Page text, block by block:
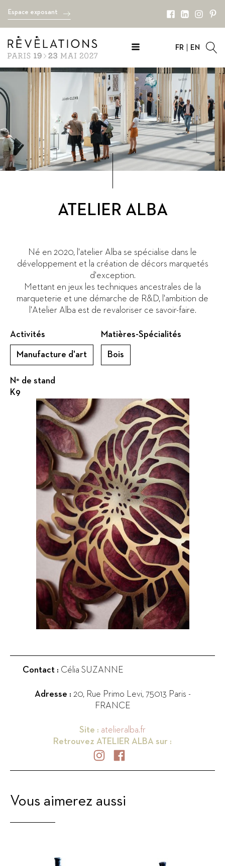
Espace exposant
FR EN
ATELIER ALBA
Né en 2020, l'atelier Alba se spécialise dans le
développement et la création de décors marquetés
d'exception.
Mettant en jeux les techniques ancestrales de la
marqueterie et une démarche de R&D, l'ambition de
l'Atelier Alba est de revaloriser ce savoir-faire.
Activités
Manufacture d'art
Matières-Spécialités
Bois
N° de stand
K9
Contact : Célia SUZANNE
Adresse : 20, Rue Primo Levi, 75013 Paris -
FRANCE
Site : atelieralba.fr
Retrouvez ATELIER ALBA sur :
Vous aimerez aussi